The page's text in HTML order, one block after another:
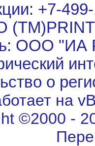
+7-
ООО "ИА
о
на
©2000 -